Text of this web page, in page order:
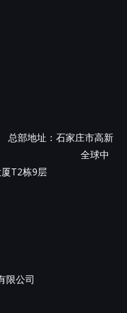
地址： 石家庄市高新
产业基地 全球中
T2栋9层
限公司